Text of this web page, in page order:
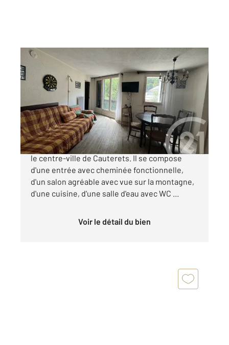
CAUTERETS 65
Ref : 1310
Appartement à vendre
106 425 €
Venez découvrir ce T2 plein de potentiel dans
le centre-ville de Cauterets. Il se compose
d'une entrée avec cheminée fonctionnelle,
d'un salon agréable avec vue sur la montagne,
d'une cuisine, d'une salle d'eau avec WC ...
Voir le détail du bien